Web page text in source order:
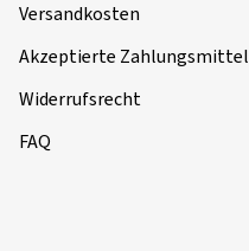
Versandkosten
Akzeptierte Zahlungsmittel
Widerrufsrecht
FAQ